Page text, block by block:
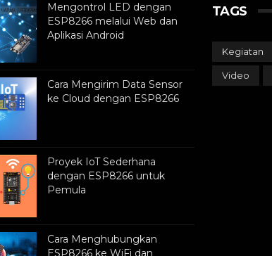
Mengontrol LED dengan
ESP8266 melalui Web dan
Aplikasi Android
Cara Mengirim Data Sensor
ke Cloud dengan ESP8266
Proyek IoT Sederhana
dengan ESP8266 untuk
Pemula
Cara Menghubungkan
ESP8266 ke WiFi dan
TAGS
Kegiatan
Video